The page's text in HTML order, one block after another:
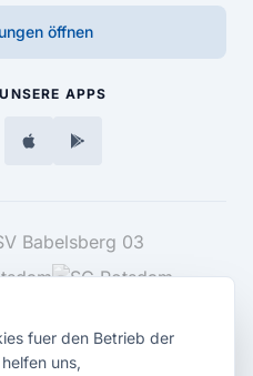
öffnen
UNSERE APPS
fuer den Betrieb der
uns,